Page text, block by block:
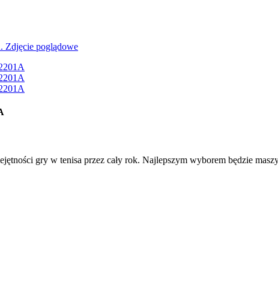
gry w tenisa przez cały rok. Najlepszym wyborem będzie